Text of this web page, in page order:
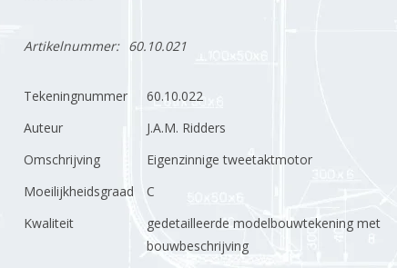
Artikelnummer: 60.10.021
Tekeningnummer
60.10.022
Auteur
J.A.M. Ridders
Omschrijving
Eigenzinnige tweetaktmotor
Moeilijkheidsgraad
C
Kwaliteit
gedetailleerde modelbouwtekening met
bouwbeschrijving